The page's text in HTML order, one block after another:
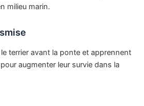
milieu marin.
terrier avant la ponte et apprennent
augmenter leur survie dans la